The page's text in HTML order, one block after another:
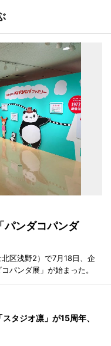
パンダコパンダ
区浅野2）で7月18日、企
パンダ展」が始まった。
タジオ凛」が15周年、